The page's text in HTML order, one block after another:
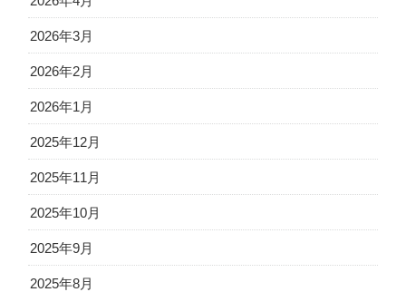
2026年3月
2026年2月
2026年1月
2025年12月
2025年11月
2025年10月
2025年9月
2025年8月